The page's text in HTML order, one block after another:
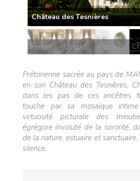
Château des Tesnières
Restaurant Mosaic
L'équipe de Mosaic
Restaurant Mosaic
Prétorienne sacrée au pays de
en son Château des Tesnières,
dans les pas de ces ancêtres
touche par sa mosaïque
virtuosité picturale des
égrégore involuté de la sororité,
de la nature, estuaire et
silence.